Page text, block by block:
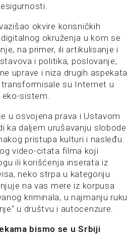
okvire korisničkih
okruženja u kom se
na primer, ili artikulisanje i
i politika, poslovanje,
uprave i niza drugih aspekata
su Internet u
eko-sistem.
u osvojena prava i Ustavom
ka daljem urušavanju slobode
pristupa kulturi i nasleđu.
video-citata filma koji
ili korišćenja inserata iz
neko strpa u kategoriju
na vas mere iz korpusa
kriminala, u najmanju ruku
u društvu i autocenzure.
bismo se u Srbiji